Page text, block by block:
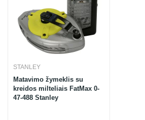
STANLEY
Matavimo žymeklis su
kreidos milteliais FatMax 0-
47-488 Stanley